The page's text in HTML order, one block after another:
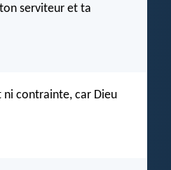
serviteur et ta
ni contrainte, car Dieu